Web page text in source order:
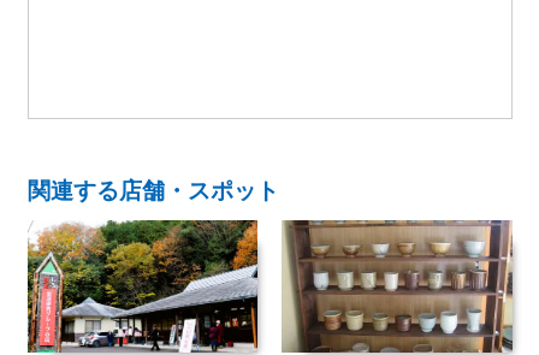
関連する店舗・スポット